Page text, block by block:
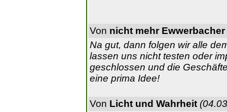
Von nicht mehr Ewwerbacher
Na gut, dann folgen wir alle
lassen uns nicht testen oder
geschlossen und die
eine prima Idee!
Von Licht und Wahrheit